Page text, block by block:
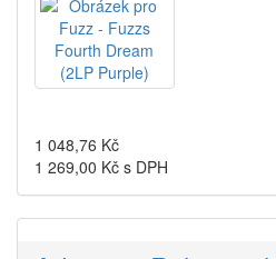
1 048,76 Kč
1 269,00 Kč s DPH